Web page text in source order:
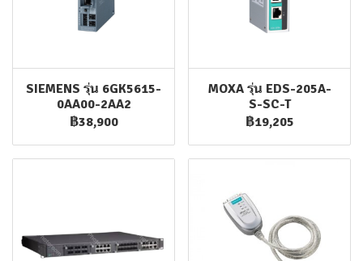
SIEMENS รุ่น 6GK5615-
0AA00-2AA2
฿38,900
MOXA รุ่น EDS-205A-
S-SC-T
฿19,205